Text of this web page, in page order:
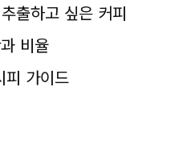
출하고 싶은 커피
비율
피 가이드